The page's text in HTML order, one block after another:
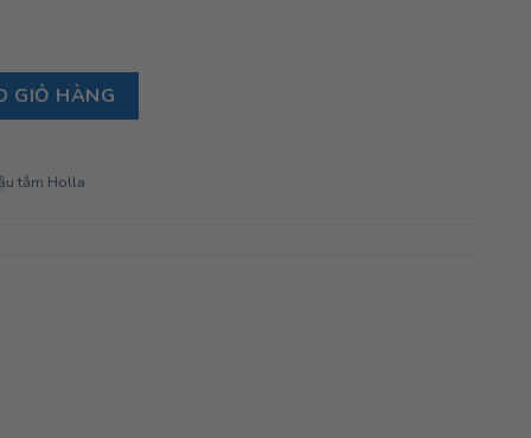
cam số lượng
GIỎ HÀNG
tắm Holla